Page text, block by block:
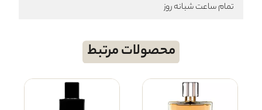
تمام ساعت شبانه روز
محصولات مرتبط